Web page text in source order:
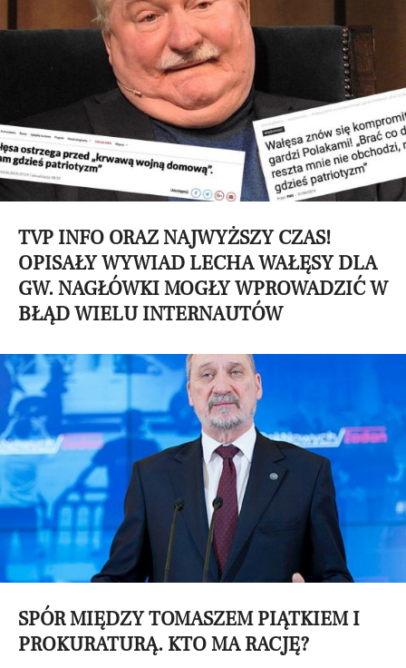
TVP INFO ORAZ NAJWYŻSZY CZAS!
OPISAŁY WYWIAD LECHA WAŁĘSY DLA
GW. NAGŁÓWKI MOGŁY WPROWADZIĆ W
BŁĄD WIELU INTERNAUTÓW
SPÓR MIĘDZY TOMASZEM PIĄTKIEM I
PROKURATURĄ. KTO MA RACJĘ?